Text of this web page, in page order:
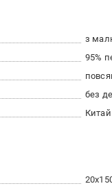
з
95%
без
Китай